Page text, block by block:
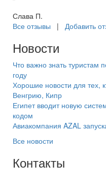
Слава П.
Все отзывы | Добавить
Новости
Что важно знать туристам
году
Хорошие новости для тех,
Венгрию, Кипр
Египет вводит новую
кодом
Авиакомпания AZAL
Все новости
Контакты